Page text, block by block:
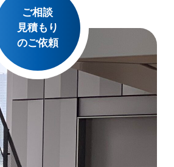
ご相談
見積もり
のご依頼